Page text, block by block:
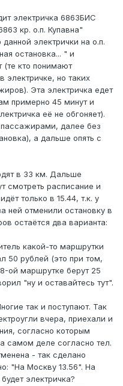
электричка 6863БИС
кр. о.п. Купавна"
электрички на о.п.
остановка... " и
(те кто понимают
электричке, но таких
Эта электричка едет
примерно 45 минут и
её не обгоняет).
далее без
а дальше опять с
в 33 км. Дальше
смотреть расписание и
только в 15.44, т.к. у
ней отменили остановку в
остаётся два варианта:
какой-то маршрутки
50 рублей (это при том,
ой маршрутке берут 25
"ну и оставайтесь тут".
так и поступают. Так
вчера, приехали и
согласно которым
самом деле согласно тел.
- так сделано
"На Москву 13.56". На
электричка?